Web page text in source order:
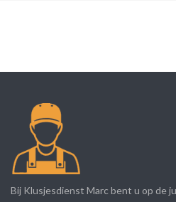
Bij Klusjesdienst Marc bent u op de